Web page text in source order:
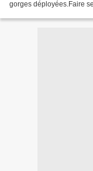
gorges déployées.Faire